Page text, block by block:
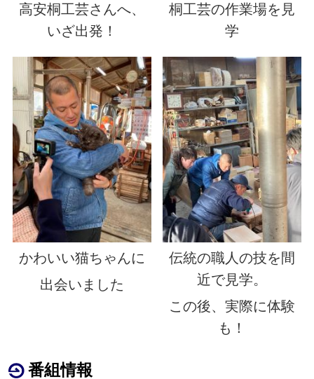
高安桐工芸さんへ、
いざ出発！
桐工芸の作業場を見
学
かわいい猫ちゃんに
出会いました
伝統の職人の技を間
近で見学。
この後、実際に体験
も！
番組情報